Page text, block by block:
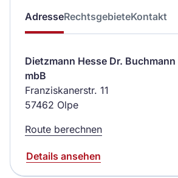
AdresseRechtsgebieteKontakt
Dietzmann Hesse Dr.
mbB
Franziskanerstr. 11
57462 Olpe
Route berechnen
Details ansehen